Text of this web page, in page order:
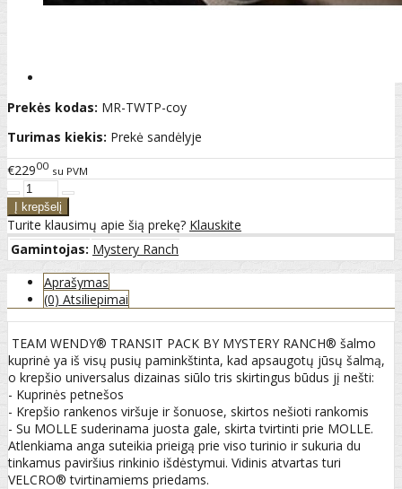
Prekės kodas: MR-TWTP-coy
Turimas kiekis: Prekė sandėlyje
€22900 su PVM
Turite klausimų apie šią prekę? Klauskite
Gamintojas: Mystery Ranch
Aprašymas
(0) Atsiliepimai
TEAM WENDY® TRANSIT PACK BY MYSTERY RANCH® šalmo
kuprinė ya iš visų pusių paminkštinta, kad apsaugotų jūsų šalmą,
o krepšio universalus dizainas siūlo tris skirtingus būdus jį nešti:
- Kuprinės petnešos
- Krepšio rankenos viršuje ir šonuose, skirtos nešioti rankomis
- Su MOLLE suderinama juosta gale, skirta tvirtinti prie MOLLE.
Atlenkiama anga suteikia prieigą prie viso turinio ir sukuria du
tinkamus paviršius rinkinio išdėstymui. Vidinis atvartas turi
VELCRO® tvirtinamiems priedams.